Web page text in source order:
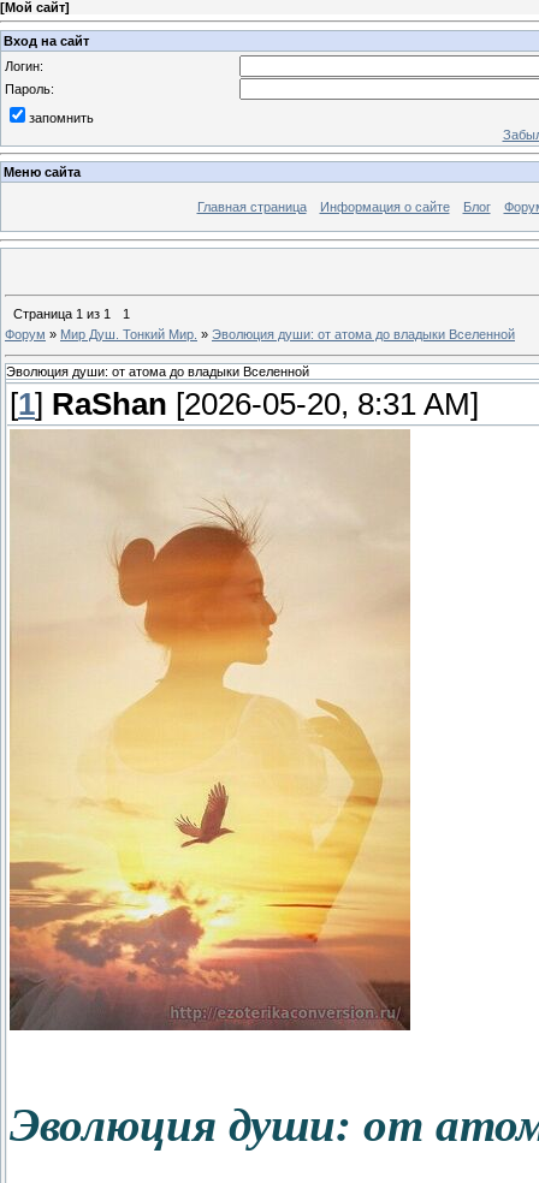
[Мой сайт]
Вход на сайт
Логин:
Пароль:
запомнить
Меню сайта
Главная страница Информация о сайте Блог
Страница 1 из 1
1
Форум » Мир Душ. Тонкий Мир. » Эволюция души: от атома до владыки Вселенной
Эволюция души: от атома до владыки Вселенной
[1] RaShan [2026-05-20, 8:31 AM]
Эволюция души: от